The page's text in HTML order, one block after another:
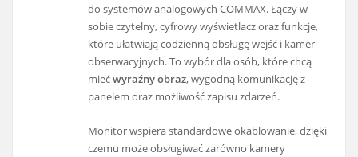
do systemów analogowych COMMAX. Łączy w
sobie czytelny, cyfrowy wyświetlacz oraz funkcje,
które ułatwiają codzienną obsługę wejść i kamer
obserwacyjnych. To wybór dla osób, które chcą
miećwyraźny obraz, wygodną komunikację z
panelem oraz możliwość zapisu zdarzeń.
Monitor wspiera standardowe okablowanie, dzięki
czemu może obsługiwać zarówno kamery